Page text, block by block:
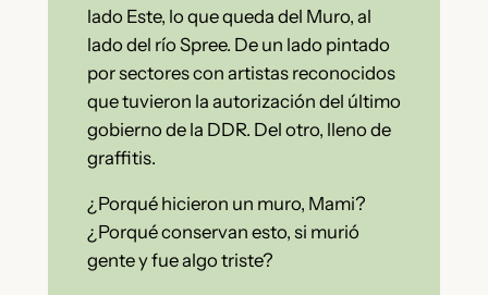
lado Este, lo que queda del Muro, al
lado del río Spree. De un lado pintado
por sectores con artistas reconocidos
que tuvieron la autorización del último
gobierno de la DDR. Del otro, lleno de
graffitis.
¿Porqué hicieron un muro, Mami?
¿Porqué conservan esto, si murió
gente y fue algo triste?